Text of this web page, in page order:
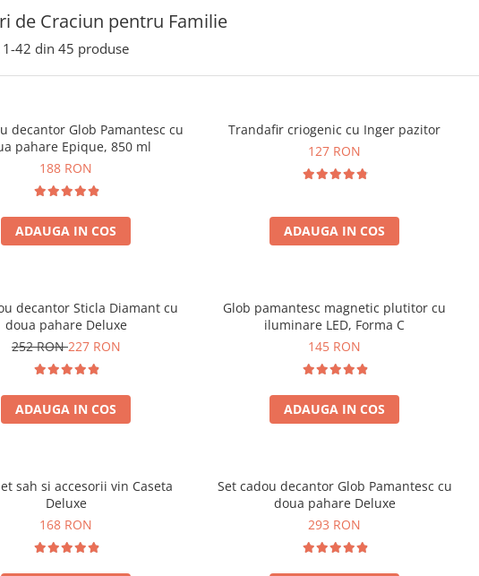
de Craciun pentru Familie
1-42 din 45 produse
decantor Glob Pamantesc cu
pahare Epique, 850 ml
188 RON
ADAUGA IN COS
Trandafir criogenic cu Inger pazitor
127 RON
ADAUGA IN COS
decantor Sticla Diamant cu
doua pahare Deluxe
252 RON227 RON
ADAUGA IN COS
Glob pamantesc magnetic plutitor cu
iluminare LED, Forma C
145 RON
ADAUGA IN COS
sah si accesorii vin Caseta
Deluxe
168 RON
Set cadou decantor Glob Pamantesc cu
doua pahare Deluxe
293 RON